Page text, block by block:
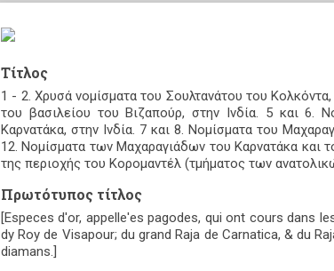
Τίτλος
1 - 2. Χρυσά νομίσματα του Σουλτανάτου του Κολκόντα,
του βασιλείου του Βιζαπούρ, στην Ινδία. 5 και 6.
Καρνατάκα, στην Ινδία. 7 και 8. Νομίσματα του
12. Νομίσματα των Μαχαραγιάδων του Καρνατάκα και
της περιοχής του Κορομαντέλ (τμήματος των
Πρωτότυπος τίτλος
[Especes d'or, appelle'es pagodes, qui ont cours dans
dy Roy de Visapour; du grand Raja de Carnatica, & du
diamans.]